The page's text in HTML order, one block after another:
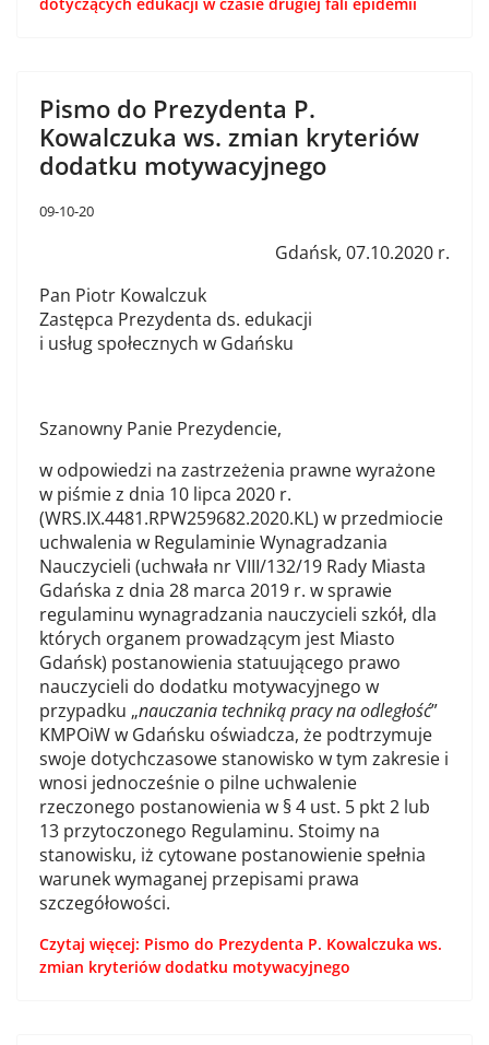
Pismo do Prezydenta P.
Kowalczuka ws. zmian kryteriów
dodatku motywacyjnego
09-10-20
Gdańsk, 07.10.2020 r.
Pan Piotr Kowalczuk
Zastępca Prezydenta ds. edukacji
i usług społecznych w Gdańsku
Szanowny Panie Prezydencie,
w odpowiedzi na zastrzeżenia prawne wyrażone
w piśmie z dnia 10 lipca 2020 r.
(WRS.IX.4481.RPW259682.2020.KL) w przedmiocie
uchwalenia w Regulaminie Wynagradzania
Nauczycieli (uchwała nr VIII/132/19 Rady Miasta
Gdańska z dnia 28 marca 2019 r. w sprawie
regulaminu wynagradzania nauczycieli szkół, dla
których organem prowadzącym jest Miasto
Gdańsk) postanowienia statuującego prawo
nauczycieli do dodatku motywacyjnego w
przypadku „nauczania techniką pracy na odległość”
KMPOiW w Gdańsku oświadcza, że podtrzymuje
swoje dotychczasowe stanowisko w tym zakresie i
wnosi jednocześnie o pilne uchwalenie
rzeczonego postanowienia w § 4 ust. 5 pkt 2 lub
13 przytoczonego Regulaminu. Stoimy na
stanowisku, iż cytowane postanowienie spełnia
warunek wymaganej przepisami prawa
szczegółowości.
Czytaj więcej: Pismo do Prezydenta P. Kowalczuka ws.
zmian kryteriów dodatku motywacyjnego